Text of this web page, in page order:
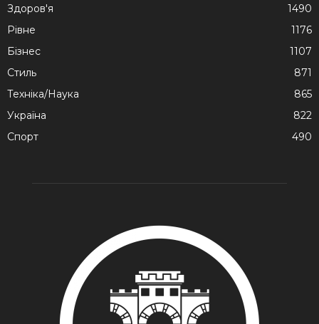
Здоров'я
1490
Рівне
1176
Бізнес
1107
Стиль
871
Техніка/Наука
865
Україна
822
Спорт
490